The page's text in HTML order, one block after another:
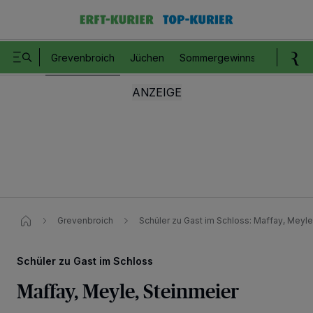
Grevenbroich Jüchen Sommergewinnspiel
Grevenbroich Schüler zu Gast im Schloss: Maffay,
Schüler zu Gast im Schloss
Maffay, Meyle, Steinmeier